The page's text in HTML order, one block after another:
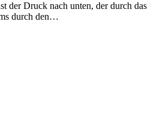
der Druck nach unten, der durch das
durch den…